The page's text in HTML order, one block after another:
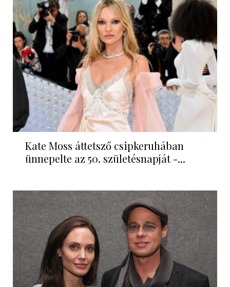
Kate Moss áttetsző csipkeruhában
ünnepelte az 50. születésnapját -...